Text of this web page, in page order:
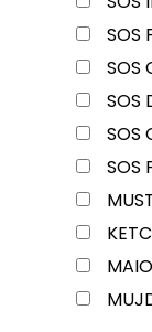
SOS
SOS
SOS
SOS
SOS